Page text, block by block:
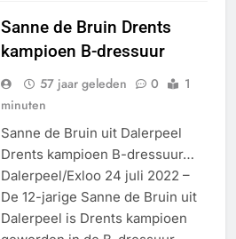
Sanne de Bruin Drents
kampioen B-dressuur
57 jaar geleden 0
1
minuten
Sanne de Bruin uit Dalerpeel
Drents kampioen B-dressuur…
Dalerpeel/Exloo 24 juli 2022 –
De 12-jarige Sanne de Bruin uit
Dalerpeel is Drents kampioen